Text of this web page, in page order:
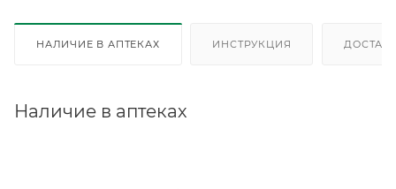
НАЛИЧИЕ В АПТЕКАХ ИНСТРУКЦИЯ
Наличие в аптеках